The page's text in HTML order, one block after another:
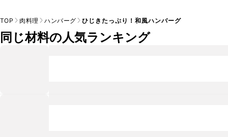
TOP 肉料理 ハンバーグ ひじきたっぷり！和風ハンバーグ
同じ材料の人気ランキング